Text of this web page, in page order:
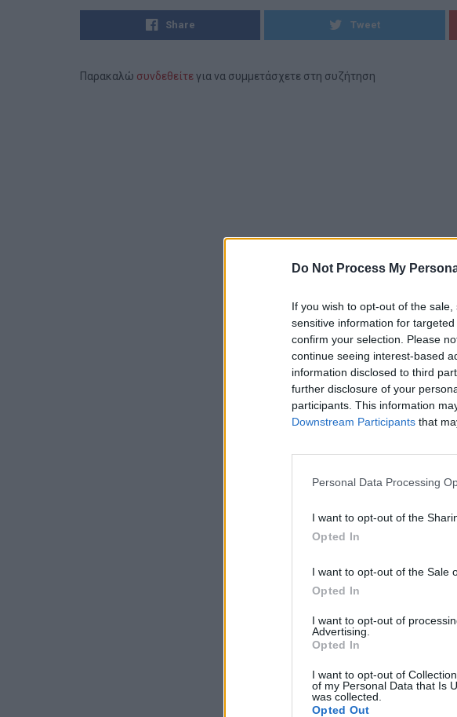
Do Not Process My
If you wish to opt-out of the
sensitive information for
confirm your selection. Please
continue seeing interest-based
information disclosed to third
further disclosure of your
participants. This information
Downstream Participants that
Personal Data Processing
I want to opt-out of the
Opted In
I want to opt-out of the Sale
Opted In
I want to opt-out of
Advertising.
Opted In
I want to opt-out of
of my Personal Data that Is
was collected.
Opted Out
Share Tweet
Παρακαλώ συνδεθείτεγια να συμμετάσχετε στη συζήτηση